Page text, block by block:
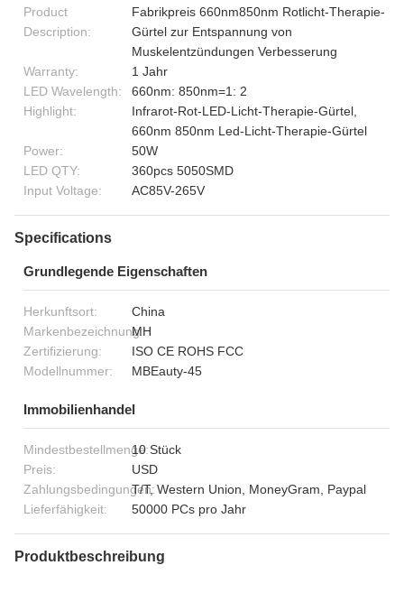
Product
Description:
Fabrikpreis 660nm850nm Rotlicht-Therapie-
Gürtel zur Entspannung von
Muskelentzündungen Verbesserung
Warranty:
1 Jahr
LED Wavelength:
660nm: 850nm=1: 2
Highlight:
Infrarot-Rot-LED-Licht-Therapie-Gürtel,
660nm 850nm Led-Licht-Therapie-Gürtel
Power:
50W
LED QTY:
360pcs 5050SMD
Input Voltage:
AC85V-265V
Specifications
Grundlegende Eigenschaften
Herkunftsort:
China
Markenbezeichnung:MH
Zertifizierung:
ISO CE ROHS FCC
Modellnummer:
MBEauty-45
Immobilienhandel
Mindestbestellmenge:10 Stück
Preis:
USD
Zahlungsbedingungen:T/T, Western Union, MoneyGram, Paypal
Lieferfähigkeit:
50000 PCs pro Jahr
Produktbeschreibung